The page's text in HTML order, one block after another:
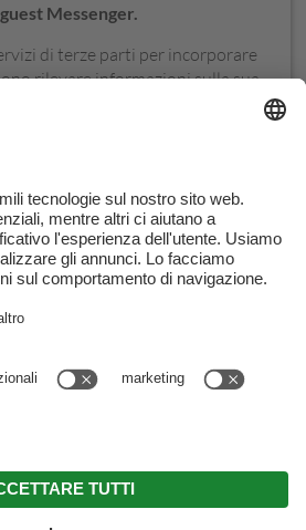
Messenger.
di terze parti per incorporare
rilevare informazioni sulla sua
visualizzare questo contenuto.
. CIN Hotel: IT021017A1TWBYOZAQ .
IT021017B42OY7AUBU
.Impostazioni cookie individuali.